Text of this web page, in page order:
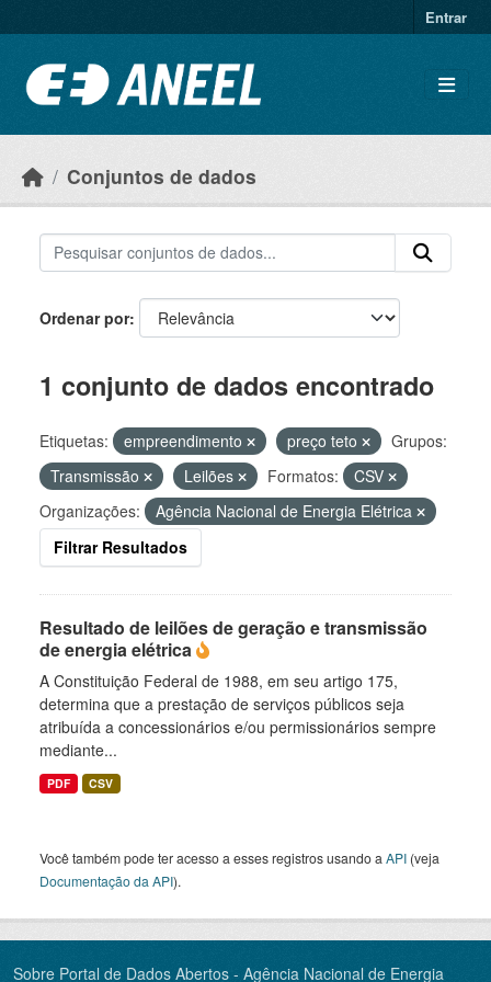
Entrar
Conjuntos de dados
Ordenar por
1 conjunto de dados encontrado
Etiquetas: empreendimento preço teto
Grupos:
Transmissão
Leilões Formatos:
CSV
Organizações:
Agência Nacional de Energia Elétrica
Filtrar Resultados
Resultado de leilões de geração e transmissão
de energia elétrica
A Constituição Federal de 1988, em seu artigo 175,
determina que a prestação de serviços públicos seja
atribuída a concessionários e/ou permissionários sempre
mediante...
PDF CSV
Você também pode ter acesso a esses registros usando a API (veja
Documentação da API).
Sobre Portal de Dados Abertos - Agência Nacional de Energia